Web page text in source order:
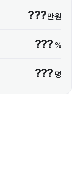
???만원
??? %
??? 명